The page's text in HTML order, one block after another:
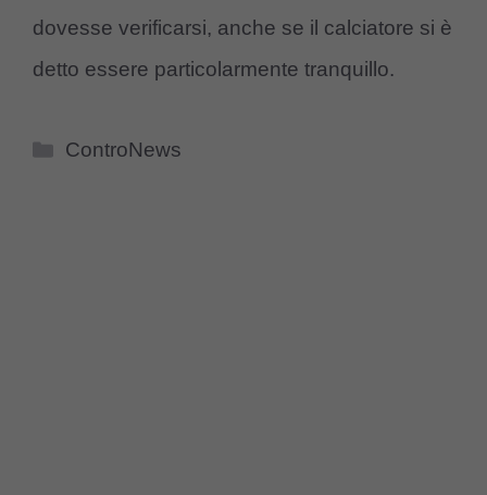
dovesse verificarsi, anche se il calciatore si è
detto essere particolarmente tranquillo.
Categorie
ControNews